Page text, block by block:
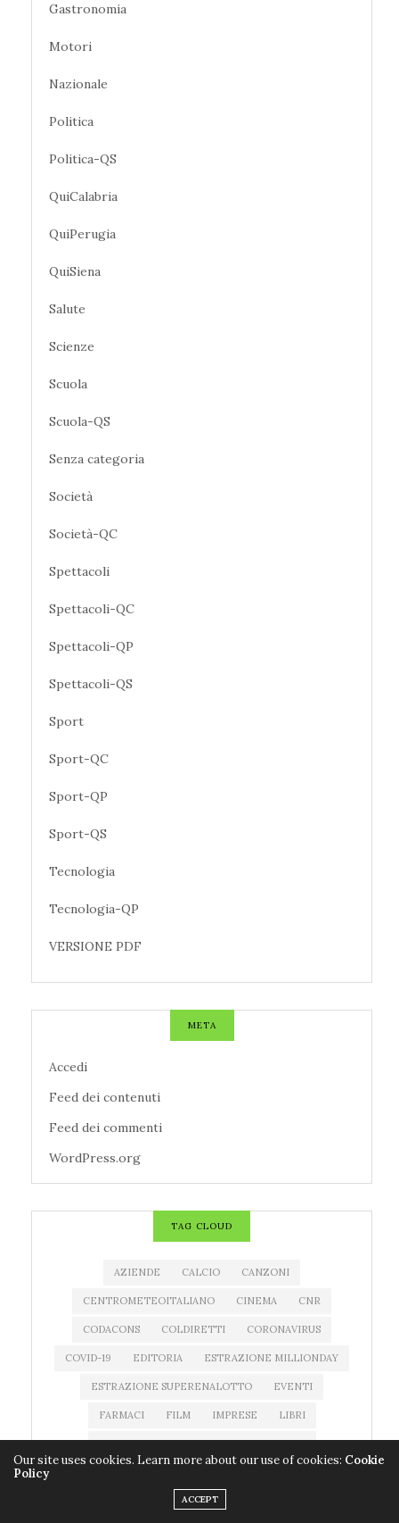
Gastronomia
Motori
Nazionale
Politica
Politica-QS
QuiCalabria
QuiPerugia
QuiSiena
Salute
Scienze
Scuola
Scuola-QS
Senza categoria
Società
Società-QC
Spettacoli
Spettacoli-QC
Spettacoli-QP
Spettacoli-QS
Sport
Sport-QC
Sport-QP
Sport-QS
Tecnologia
Tecnologia-QP
VERSIONE PDF
META
Accedi
Feed dei contenuti
Feed dei commenti
WordPress.org
TAG CLOUD
AZIENDE CALCIO CANZONI
CENTROMETEOITALIANO CINEMA CNR
CODACONS COLDIRETTI CORONAVIRUS
COVID-19 EDITORIA ESTRAZIONE MILLIONDAY
ESTRAZIONE SUPERENALOTTO EVENTI
FARMACI FILM IMPRESE LIBRI
MEDICINALI METEO MILLIONDAY
NEWS MUSICA NOTIZIATESTA
Our site uses cookies. Learn more about our use of cookies: Cookie
Policy
ACCEPT